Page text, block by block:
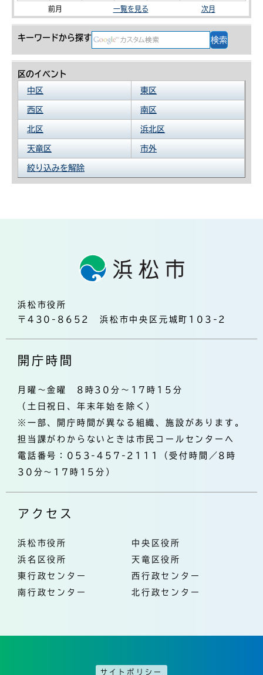
前月 一覧を見る 次月
キーワードから探す
区のイベント
中区
東区
西区 南区
北区 浜北区
天竜区 市外
絞り込みを解除
浜松市役所
〒430-8652 浜松市中央区元城町103-2
開庁時間
月曜～金曜 8時30分～17時15分
（土日祝日、年末年始を除く）
※一部、開庁時間が異なる組織、施設があります。
担当課がわからないときは市民コールセンターへ
電話番号：053-457-2111（受付時間／8時
30分～17時15分）
アクセス
浜松市役所
中央区役所
浜名区役所
天竜区役所
東行政センター
西行政センター
南行政センター
北行政センター
サイトポリシー